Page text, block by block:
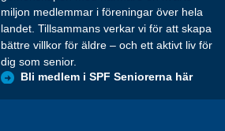
miljon medlemmar i föreningar över hela
landet. Tillsammans verkar vi för att skapa
bättre villkor för äldre – och ett aktivt liv för
dig som senior.
Bli medlem i SPF Seniorerna här